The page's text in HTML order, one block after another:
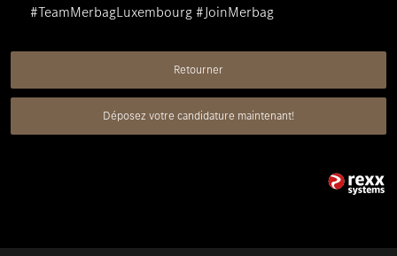
#TeamMerbagLuxembourg #JoinMerbag
Retourner
Déposez votre candidature maintenant!